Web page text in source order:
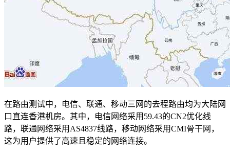
在路由测试中，电信、联通、移动三网的去程路由均为大陆网
口直连香港机房。其中，电信网络采用59.43的CN2优化线
路，联通网络采用AS4837线路，移动网络采用CMI骨干网，
这为用户提供了高速且稳定的网络连接。